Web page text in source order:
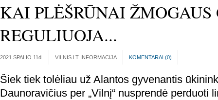
KAI PLĖŠRŪNAI
REGULIUOJA...
2021 SPALIO 11d. VILNIS.LT INFORMACIJA KOMENTARAI (0)
Šiek tiek tolėliau už Alantos gyvenantis
Daunoravičius per „Vilnį“ nusprendė perduoti